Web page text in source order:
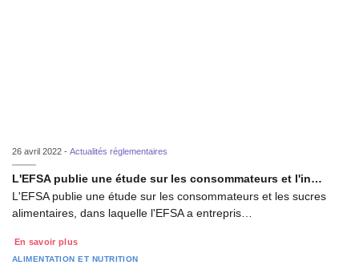
26 avril 2022 - Actualités réglementaires
L'EFSA publie une étude sur les consommateurs et l'in…
L'EFSA publie une étude sur les consommateurs et les sucres
alimentaires, dans laquelle l'EFSA a entrepris…
En savoir plus
ALIMENTATION ET NUTRITION